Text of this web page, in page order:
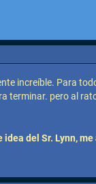
increíble. Para
terminar. pero al
del Sr. Lynn,